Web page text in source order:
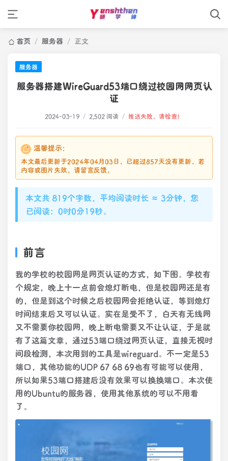
首页 / 服务器 / 正文
服务器
服务器搭建WireGuard53端口绕过校园网网页认
证
2024-03-19 / 2,502 阅读 / 推送失败，请检查！
温馨提示：
本文最后更新于2024年04月03日，已超过857天没有更新，若
内容或图片失效，请留言反馈。
本文共 819个字数，平均阅读时长 ≈ 3分钟，您
已阅读：0时0分19秒。
前言
我的学校的校园网是网页认证的方式，如下图。学校有
个规定，晚上十一点前会熄灯断电，但是校园网还是有
的，但是到这个时候之后校园网会拒绝认证，等到熄灯
时间结束后又可以认证。实在是受不了，白天有无线网
又不需要你校园网，晚上断电需要又不让认证，于是就
有了这篇文章，通过53端口绕过网页认证，直接无视时
间段检测，本次用到的工具是wireguard。不一定是53
端口，其他功能的UDP 67 68 69也有可能可以使用，
所以如果53端口搭建后没有效果可以换换端口。本次使
用的Ubuntu的服务器，使用其他系统的可以不用看
了。